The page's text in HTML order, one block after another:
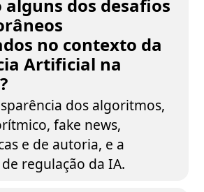
alguns dos desafios
no contexto da
Artificial na
dos algoritmos,
fake news,
e de autoria, e a
regulação da IA.